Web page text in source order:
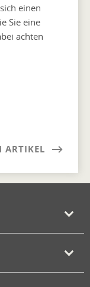
einen
Sie eine
achten
ARTIKEL